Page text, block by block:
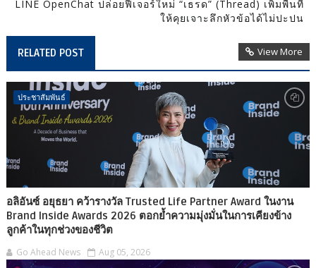
LINE OpenChat ปล่อยฟีเจอร์ใหม่ “เธรด” (Thread) เพิ่มพื้นที่
ให้คุยเจาะลึกหัวข้อได้ไม่ปะปน
RELATED POST View More
ประชาสัมพันธ์
อลิอันซ์ อยุธยา คว้ารางวัล Trusted Life Partner Award ในงาน
Brand Inside Awards 2026 ตอกย้ำความมุ่งมั่นในการเคียงข้าง
ลูกค้าในทุกช่วงของชีวิต
Go Ahead News Aug 05, 2026